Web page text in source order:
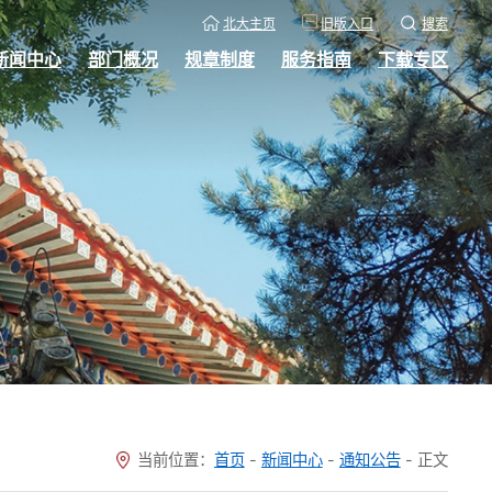
北大主页 旧版入口 搜索
闻中心 部门概况 规章制度 服务指南 下载专区
当前位置： 首页 - 新闻中心 - 通知公告 - 正文